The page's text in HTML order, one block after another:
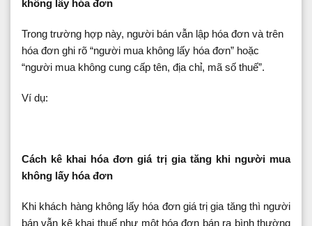
không lấy hóa đơn
Trong trường hợp này, người bán vẫn lập hóa đơn và trên
hóa đơn ghi rõ “người mua không lấy hóa đơn” hoặc
“người mua không cung cấp tên, địa chỉ, mã số thuế”.
Ví dụ:
Cách kê khai hóa đơn giá trị gia tăng khi người mua
không lấy hóa đơn
Khi khách hàng không lấy hóa đơn giá trị gia tăng thì người
bán vẫn kê khai thuế như một hóa đơn bán ra bình thường